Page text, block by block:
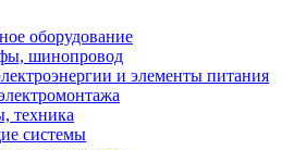
оборудование
шинопровод
и элементы питания
техника
системы